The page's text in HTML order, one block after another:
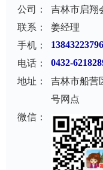
公司：
吉林市启翔
联系：
姜经理
手机：
13843223796
电话： 0432-
地址：
吉林市船营
号网点
微信：